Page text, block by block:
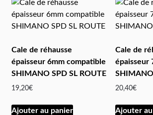
Cale de réhausse
épaisseur 6mm compatible
SHIMANO SPD SL ROUTE
19,20€
Ajouter au panier
Cale de
épaisseur
20,40€
Ajouter